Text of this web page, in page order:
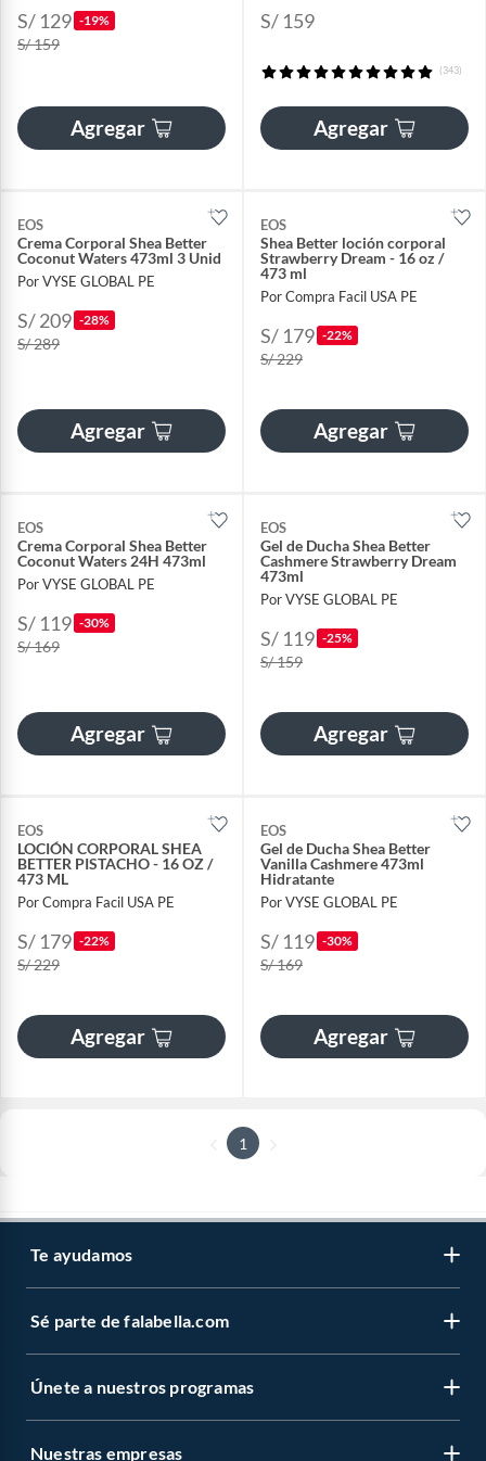
S/ 129 -19%
S/ 159
Agregar
S/ 159
(343)
Agregar
EOS
Crema Corporal Shea Better
Coconut Waters 473ml 3 Unid
Por VYSE GLOBAL PE
S/ 209 -28%
S/ 289
Agregar
EOS
Shea Better loción corporal
Strawberry Dream - 16 oz /
473 ml
Por Compra Facil USA PE
S/ 179 -22%
S/ 229
Agregar
EOS
Crema Corporal Shea Better
Coconut Waters 24H 473ml
Por VYSE GLOBAL PE
S/ 119 -30%
S/ 169
Agregar
EOS
Gel de Ducha Shea Better
Cashmere Strawberry Dream
473ml
Por VYSE GLOBAL PE
S/ 119 -25%
S/ 159
Agregar
EOS
LOCIÓN CORPORAL SHEA
BETTER PISTACHO - 16 OZ /
473 ML
Por Compra Facil USA PE
S/ 179 -22%
S/ 229
Agregar
EOS
Gel de Ducha Shea Better
Vanilla Cashmere 473ml
Hidratante
Por VYSE GLOBAL PE
S/ 119 -30%
S/ 169
Agregar
1
Te ayudamos
Sé parte de falabella.com
Únete a nuestros programas
Nuestras empresas